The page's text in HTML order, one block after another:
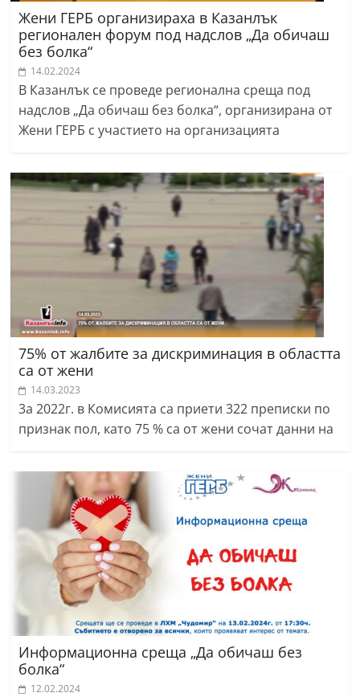
Жени ГЕРБ организираха в Казанлък
регионален форум под надслов „Да обичаш
без болка“
14.02.2024
В Казанлък се проведе регионална среща под
надслов „Да обичаш без болка“, организирана от
Жени ГЕРБ с участието на организацията
75% от жалбите за дискриминация в областта
са от жени
14.03.2023
3а 2022г. в Комисията са приети 322 преписки по
признак пол, като 75 % са от жени сочат данни на
Информационна среща „Да обичаш без
болка“
12.02.2024